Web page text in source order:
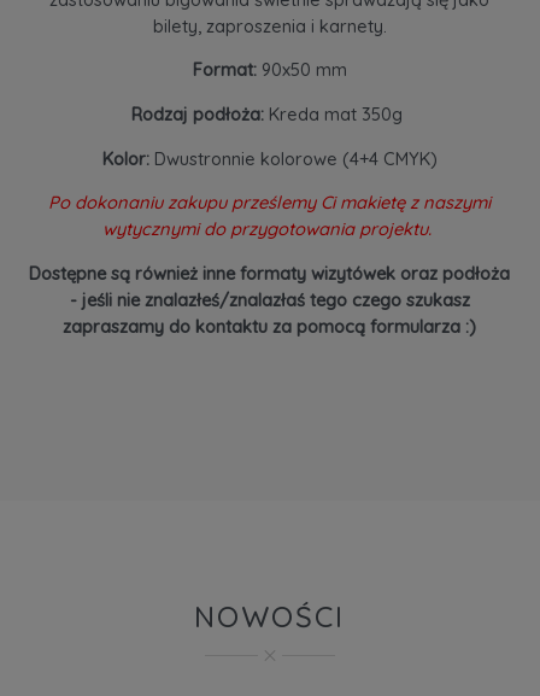
bilety, zaproszenia i karnety.
Format: 90x50 mm
Rodzaj podłoża: Kreda mat 350g
Kolor:Dwustronnie kolorowe (4+4 CMYK)
Po dokonaniu zakupu prześlemy Ci makietę z naszymi
wytycznymi do przygotowania projektu.
Dostępne są również inne formaty wizytówek oraz podłoża
- jeśli nie znalazłeś/znalazłaś tego czego szukasz
zapraszamy do kontaktu za pomocą formularza :)
NOWOŚCI